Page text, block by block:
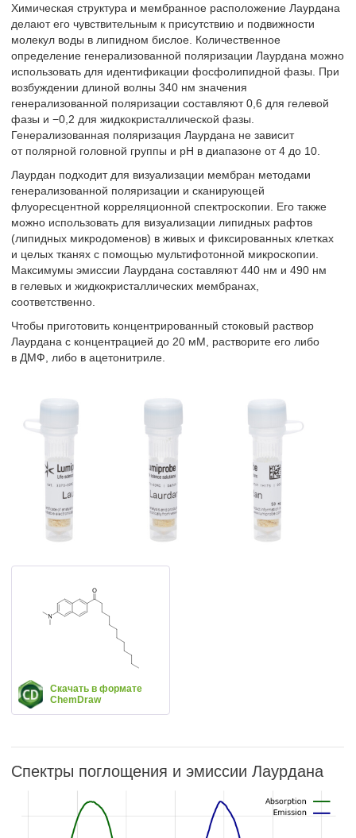
Химическая структура и мембранное расположение Лаурдана
делают его чувствительным к присутствию и подвижности
молекул воды в липидном бислое. Количественное
определение генерализованной поляризации Лаурдана можно
использовать для идентификации фосфолипидной фазы. При
возбуждении длиной волны 340 нм значения
генерализованной поляризации составляют 0,6 для гелевой
фазы и −0,2 для жидкокристаллической фазы.
Генерализованная поляризация Лаурдана не зависит
от полярной головной группы и pH в диапазоне от 4 до 10.
Лаурдан подходит для визуализации мембран методами
генерализованной поляризации и сканирующей
флуоресцентной корреляционной спектроскопии. Его также
можно использовать для визуализации липидных рафтов
(липидных микродоменов) в живых и фиксированных клетках
и целых тканях с помощью мультифотонной микроскопии.
Максимумы эмиссии Лаурдана составляют 440 нм и 490 нм
в гелевых и жидкокристаллических мембранах,
соответственно.
Чтобы приготовить концентрированный стоковый раствор
Лаурдана с концентрацией до 20 мМ, растворите его либо
в ДМФ, либо в ацетонитриле.
Скачать в формате
ChemDraw
Спектры поглощения и эмиссии Лаурдана